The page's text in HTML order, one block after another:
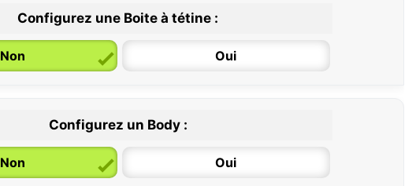
Configurez une Boite à tétine :
Non Oui
Configurez un Body :
Non Oui